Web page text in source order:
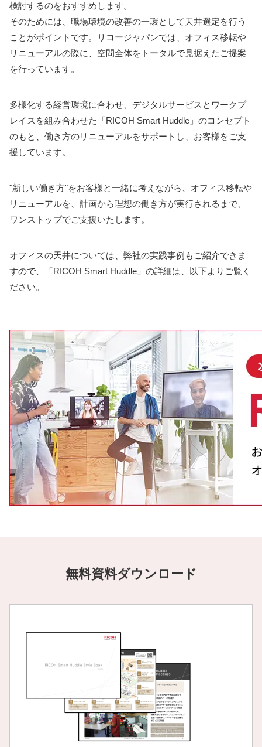
検討するのをおすすめします。
そのためには、職場環境の改善の一環として天井選定を行う
ことがポイントです。リコージャパンでは、オフィス移転や
リニューアルの際に、空間全体をトータルで見据えたご提案
を行っています。
多様化する経営環境に合わせ、デジタルサービスとワークプ
レイスを組み合わせた「RICOH Smart Huddle」のコンセプト
のもと、働き方のリニューアルをサポートし、お客様をご支
援しています。
"新しい働き方"をお客様と一緒に考えながら、オフィス移転や
リニューアルを、計画から理想の働き方が実行されるまで、
ワンストップでご支援いたします。
オフィスの天井については、弊社の実践事例もご紹介できま
すので、「RICOH Smart Huddle」の詳細は、以下よりご覧く
ださい。
無料資料ダウンロード